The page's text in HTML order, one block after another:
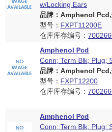
w/Locking Ears
品牌：Amphenol
型号： FXPT11200E
仓库库存编号：
Amphenol Pcd
Conn; Term Blk; Plug;
品牌：Amphenol
型号： FXPT12200
仓库库存编号：
Amphenol Pcd
Conn; Term Blk; Plug;